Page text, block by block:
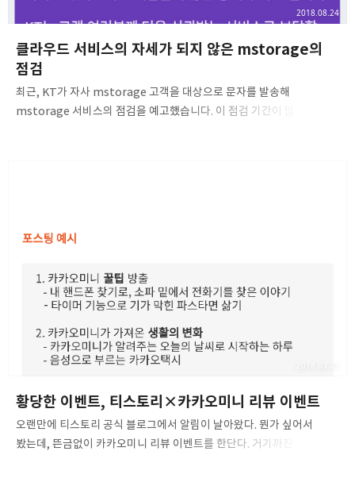
클라우드 서비스의 자세가 되지 않은 mstorage의
점검
2018.08.24
최근, KT가 자사 mstorage 고객을 대상으로 문자를 발송해
mstorage 서비스의 점검을 예고했습니다. 이 점검 기간이 많이 긴
CLOUDBERRY와 비교해봤을 때, 두 서비스는 이렇게 장기간 시스템
한 번 ucloud를 폐쇄하고 별 차이점도…
황당한 이벤트, 티스토리×카카오미니 리뷰 이벤트
오랜만에 티스토리 공식 블로그에서 알림이 날아왔다. 뭔가 싶어서
봤는데, 뜬금없이 카카오미니 리뷰 이벤트를 한단다. 거기까진 좋았다.